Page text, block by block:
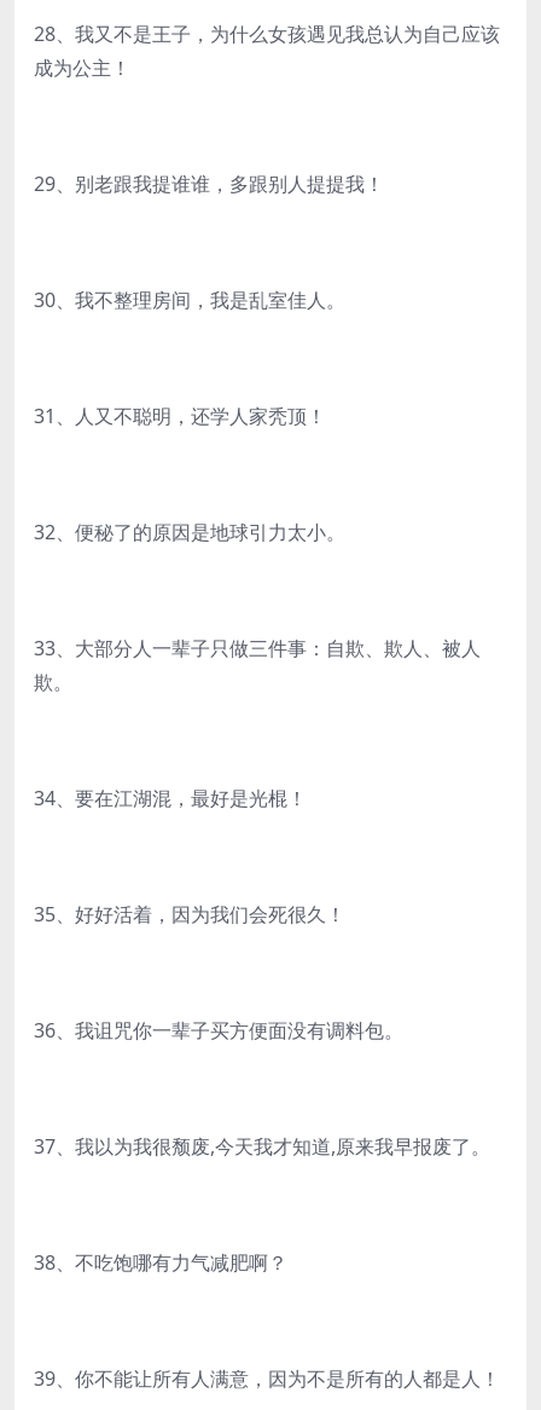
28、我又不是王子，为什么女孩遇见我总认为自己应该
成为公主！
29、别老跟我提谁谁，多跟别人提提我！
30、我不整理房间，我是乱室佳人。
31、人又不聪明，还学人家秃顶！
32、便秘了的原因是地球引力太小。
33、大部分人一辈子只做三件事：自欺、欺人、被人
欺。
34、要在江湖混，最好是光棍！
35、好好活着，因为我们会死很久！
36、我诅咒你一辈子买方便面没有调料包。
37、我以为我很颓废,今天我才知道,原来我早报废了。
38、不吃饱哪有力气减肥啊？
39、你不能让所有人满意，因为不是所有的人都是人！